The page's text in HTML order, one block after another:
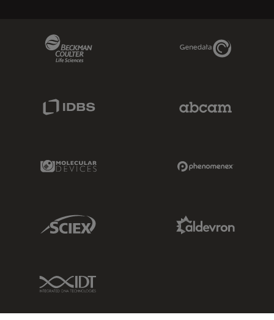
Genedata Link
Molecular Devices Link
Sciex Link
IDT Link